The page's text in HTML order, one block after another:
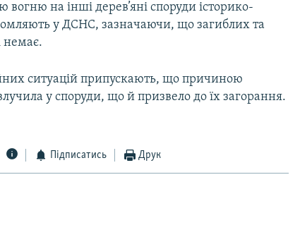
на інші дерев’яні споруди історико-
у ДСНС, зазначаючи, що загиблих та
немає.
ситуацій припускають, що причиною
у споруди, що й призвело до їх загорання.
Підписатись Друк